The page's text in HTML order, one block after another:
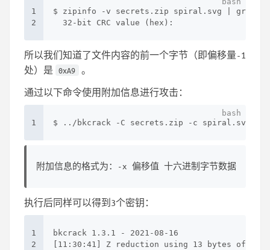
1
2
$ zipinfo -v secrets.zip spiral.svg | grep
32-bit CRC value (hex):
所以我们知道了文件内容的前一个字节（即偏移量-1
处）是
0xA9 。
通过以下命令使用附加信息进行攻击：
1 $ ../bkcrack -C secrets.zip -c spiral.svg -
附加信息的格式为：-x 偏移值 十六进制字节数据
执行后同样可以得到3个密钥：
1
2
bkcrack 1.3.1 - 2021-08-16
[11:30:41] Z reduction using 13 bytes of